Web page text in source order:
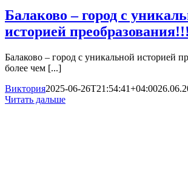
Балаково – город с
историей преобразования!!!
Балаково – город с уникальной историей
более чем [...]
Виктория2025-06-26T21:54:41+04:00
Читать дальше